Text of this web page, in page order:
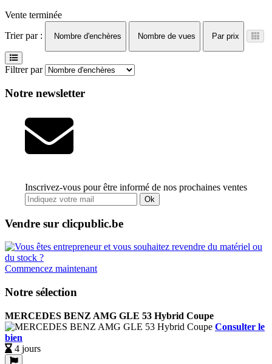
Vente terminée
Trier par :
Nombre d'enchères Nombre de vues Par prix
Filtrer par
Notre newsletter
Inscrivez-vous pour être informé de nos prochaines ventes
Ok
Vendre sur clicpublic.be
Commencez maintenant
Notre sélection
MERCEDES BENZ AMG GLE 53 Hybrid Coupe
Consulter le
bien
4 jours